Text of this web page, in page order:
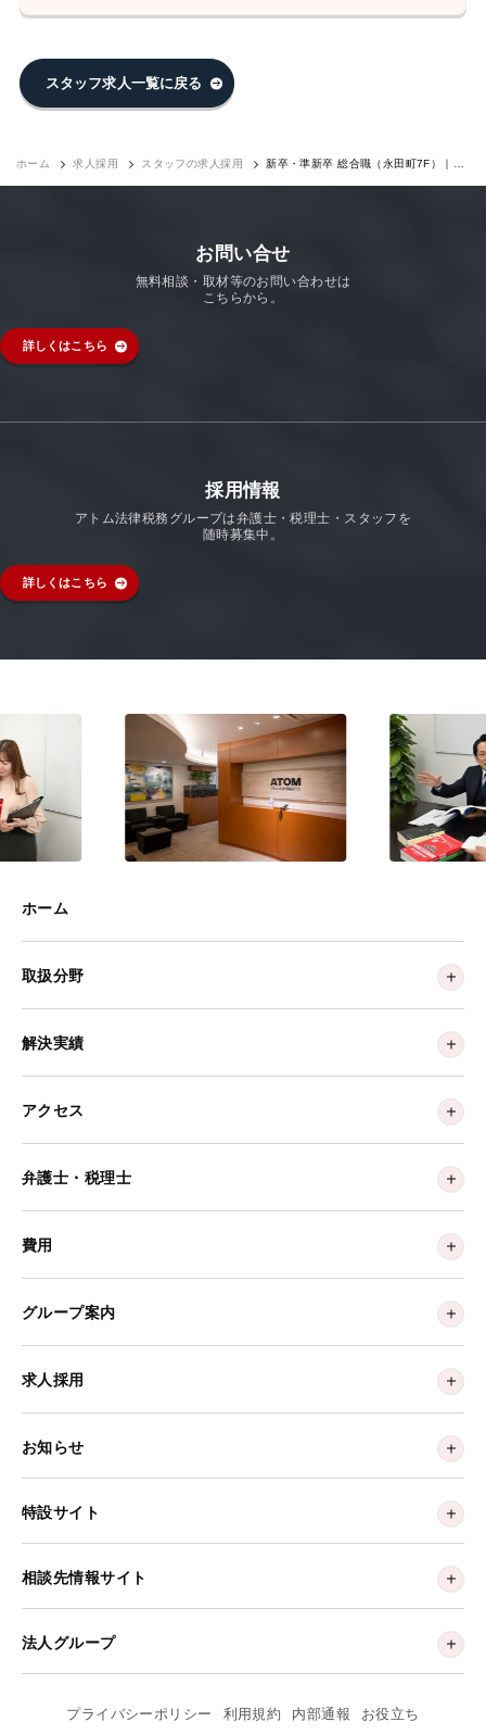
スタッフ求人一覧に戻る
ホーム 求人採用 スタッフの求人採用
新卒・準新卒 総合職（永田町7F）｜求
お問い合せ
無料相談・取材等のお問い合わせは
こちらから。
詳しくはこちら
採用情報
アトム法律税務グループは弁護士・税理士・スタッフを
随時募集中。
詳しくはこちら
ホーム
取扱分野
解決実績
アクセス
弁護士・税理士
費用
グループ案内
求人採用
お知らせ
特設サイト
相談先情報サイト
法人グループ
プライバシーポリシー 利用規約 内部通報 お役立ち